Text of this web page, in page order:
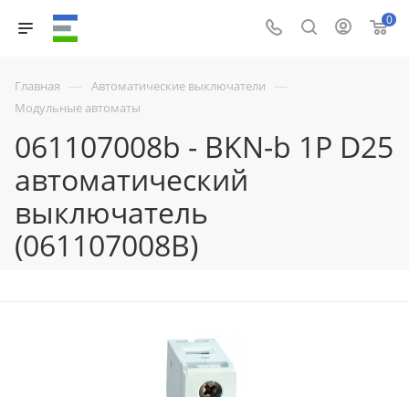
0
Главная — Автоматические выключатели —
Модульные автоматы
061107008b - BKN-b 1P D25
автоматический
выключатель
(061107008B)